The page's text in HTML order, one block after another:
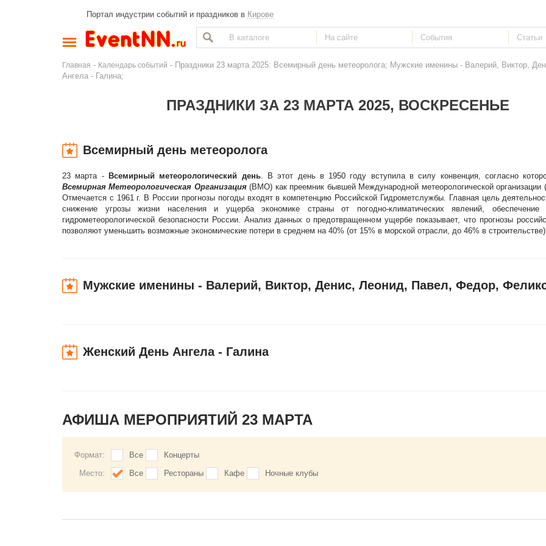
Портал индустрии событий и праздников в Кирове
Главная - Календарь событий - Праздники 23 марта 2025: Всемирный день метеоролога; Мужские именины - Валерий, Виктор,
Ангела - Галина;
ПРАЗДНИКИ ЗА 23 МАРТА 2025, ВОСКРЕСЕНЬЕ
Всемирный день метеоролога
23 марта - Всемирный метеорологический день. В этот день в 1950 году вступила в силу конвенция, согласно
Всемирная Метеорологическая Организация(ВМО) как преемник бывшей Международной метеорологической организации
Отмечается с 1961 г. В России прогнозы погоды входят в компетенцию Российской Гидрометслужбы. Главная цель
снижение угрозы жизни населения и ущерба экономике страны от погодно-климатических явлений, обеспечение
гидрометеорологической безопасности России. Анализ данных о предотвращенном ущербе показывает, что прогнозы
позволяют уменьшить возможные экономические потери в среднем на 40% (от 15% в морской отрасли, до 46% в
Мужские именины - Валерий, Виктор, Денис, Леонид, Павел, Федор,
Женский День Ангела - Галина
АФИША МЕРОПРИЯТИЙ 23 МАРТА
Формат: Все
Концерты
Место:
Все Рестораны Кафе Ночные клубы